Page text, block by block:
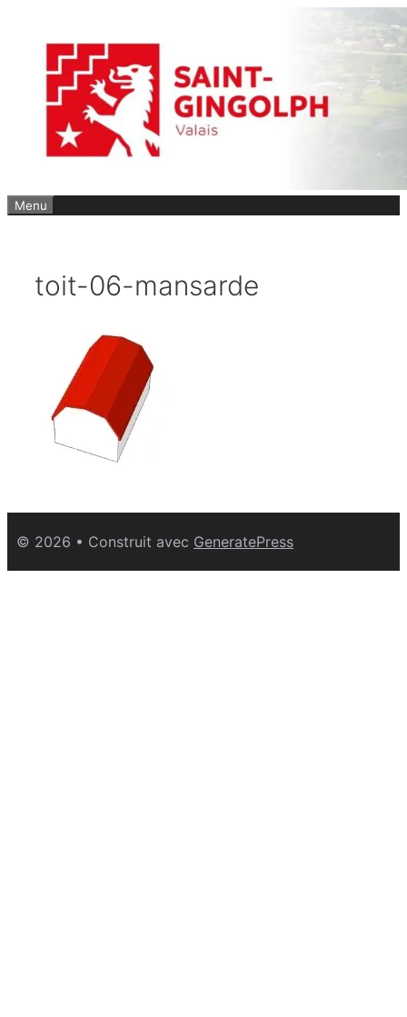
contenu
Menu
toit-06-mansarde
© 2026 • Construit avec GeneratePress